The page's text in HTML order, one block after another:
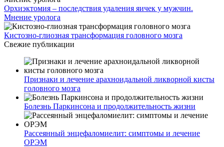
Орхиэктомия – последствия удаления яичек у мужчин.
Мнение уролога
Кистозно-глиозная трансформация головного мозга
Свежие публикации
Признаки и лечение арахноидальной ликворной кисты
головного мозга
Болезнь Паркинсона и продолжительность жизни
Рассеянный энцефаломиелит: симптомы и лечение
ОРЭМ